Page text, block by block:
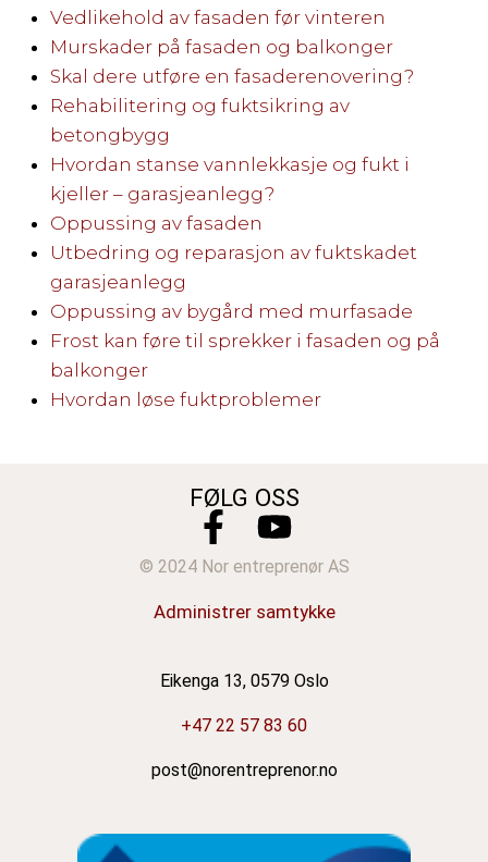
Vedlikehold av fasaden før vinteren
Murskader på fasaden og balkonger
Skal dere utføre en fasaderenovering?
Rehabilitering og fuktsikring av
betongbygg
Hvordan stanse vannlekkasje og fukt i
kjeller – garasjeanlegg?
Oppussing av fasaden
Utbedring og reparasjon av fuktskadet
garasjeanlegg
Oppussing av bygård med murfasade
Frost kan føre til sprekker i fasaden og på
balkonger
Hvordan løse fuktproblemer
FØLG OSS
© 2024 Nor entreprenør AS
Administrer samtykke
Eikenga 13, 0579 Oslo
+47 22 57 83 60
post@norentreprenor.no